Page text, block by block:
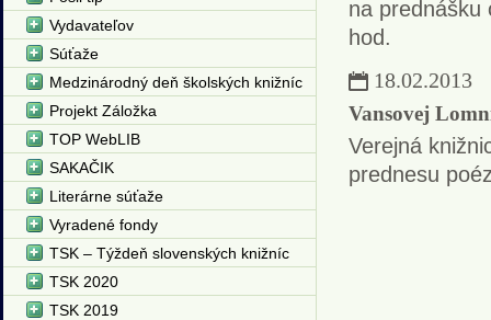
na prednášku
hod.
18.02.2013
Vansovej
Verejná
prednesu
Vydavateľov
Súťaže
Medzinárodný deň školských knižníc
Projekt Záložka
TOP WebLIB
SAKAČIK
Literárne súťaže
Vyradené fondy
TSK – Týždeň slovenských knižníc
TSK 2020
TSK 2019